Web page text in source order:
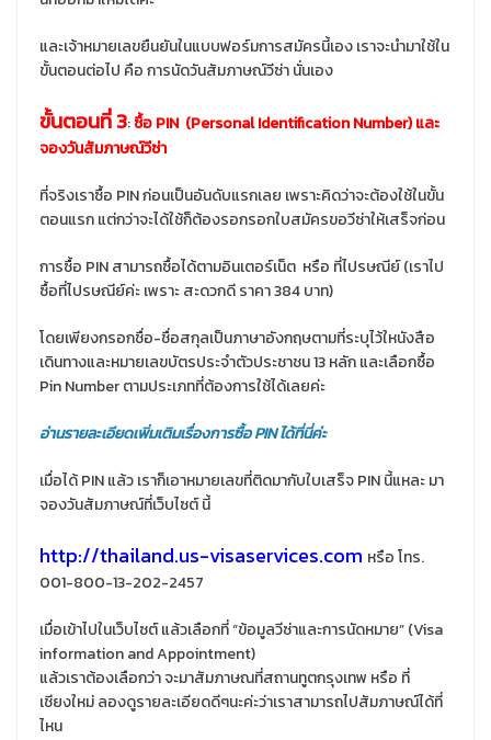
และเจ้าหมายเลขยืนยันในแบบฟอร์มการสมัครนี้เอง เราจะนำมาใช้ใน
ขั้นตอนต่อไป คือ การนัดวันสัมภาษณ์วีซ่า นั่นเอง
ขั้นตอนที่ 3:ซื้อ PIN (Personal Identification Number) และ
จองวันสัมภาษณ์วีซ่า
ที่จริงเราซื้อ PIN ก่อนเป็นอันดับแรกเลย เพราะคิดว่าจะต้องใช้ในขั้น
ตอนแรก แต่กว่าจะได้ใช้ก็ต้องรอกรอกใบสมัครขอวีซ่าให้เสร็จก่อน
การซื้อ PIN สามารถซื้อได้ตามอินเตอร์เน็ต หรือ ที่ไปรษณีย์ (เราไป
ซื้อที่ไปรษณีย์ค่ะ เพราะ สะดวกดี ราคา 384 บาท)
โดยเพียงกรอกชื่อ-ชื่อสกุลเป็นภาษาอังกฤษตามที่ระบุไว้ใหนังสือ
เดินทางและหมายเลขบัตรประจำตัวประชาชน 13 หลัก และเลือกซื้อ
Pin Number ตามประเภทที่ต้องการใช้ได้เลยค่ะ
อ่านรายละเอียดเพิ่มเติมเรื่องการซื้อ PIN ได้ที่นี่ค่ะ
เมื่อได้ PIN แล้ว เราก็เอาหมายเลขที่ติดมากับใบเสร็จ PIN นี้แหละ มา
จองวันสัมภาษณ์ที่เว็บไซต์ นี้
http://thailand.us-visaservices.com หรือ โทร.
001-800-13-202-2457
เมื่อเข้าไปในเว็บไซต์ แล้วเลือกที่ “ข้อมูลวีซ่าและการนัดหมาย” (Visa
information and Appointment)
แล้วเราต้องเลือกว่า จะมาสัมภาษณที่สถานทูตกรุงเทพ หรือ ที่
เชียงใหม่ ลองดูรายละเอียดดีๆนะค่ะว่าเราสามารถไปสัมภาษณ์ได้ที่
ไหน